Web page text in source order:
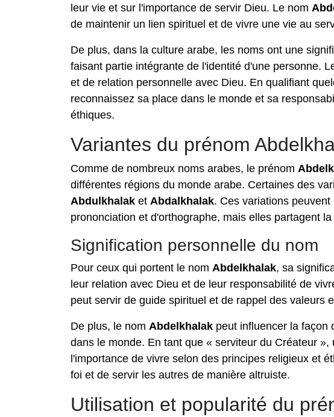
leur vie et sur l'importance de servir Dieu. Le nom
de maintenir un lien spirituel et de vivre une vie au
De plus, dans la culture arabe, les noms ont une
faisant partie intégrante de l'identité d'une personne.
et de relation personnelle avec Dieu. En qualifiant
reconnaissez sa place dans le monde et sa
éthiques.
Variantes du prénom
Comme de nombreux noms arabes, le prénom
différentes régions du monde arabe. Certaines des
Abdulkhalak et Abdalkhalak. Ces variations
prononciation et d'orthographe, mais elles partagent
Signification personnelle du nom
Pour ceux qui portent le nom Abdelkhalak, sa
leur relation avec Dieu et de leur responsabilité de
peut servir de guide spirituel et de rappel des valeurs
De plus, le nom Abdelkhalak peut influencer la façon
dans le monde. En tant que « serviteur du Créateur
l'importance de vivre selon des principes religieux et
foi et de servir les autres de manière altruiste.
Utilisation et popularité du